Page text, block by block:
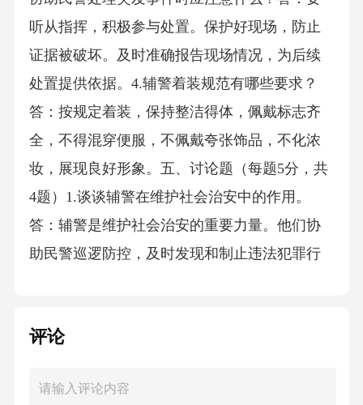
听从指挥，积极参与处置。保护好现场，防止
证据被破坏。及时准确报告现场情况，为后续
处置提供依据。4.辅警着装规范有哪些要求？
答：按规定着装，保持整洁得体，佩戴标志齐
全，不得混穿便服，不佩戴夸张饰品，不化浓
妆，展现良好形象。五、讨论题（每题5分，共
4题）1.谈谈辅警在维护社会治安中的作用。
答：辅警是维护社会治安的重要力量。他们协
助民警巡逻防控，及时发现和制止违法犯罪行
和群众安全。2.如何提高辅警的工作能力和素
律知识和技能培训。加强实践锻炼，在工作中
评论